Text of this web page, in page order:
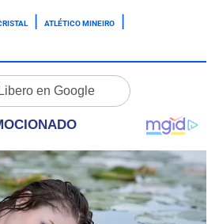
ATLÉTICO MINEIRO
en Google